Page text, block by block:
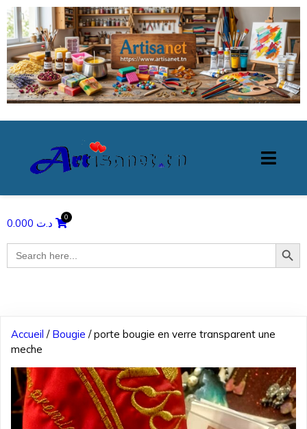
د.ت
Search
for:
Search Button
Accueil / Bougie / porte bougie en verre transparent une
meche